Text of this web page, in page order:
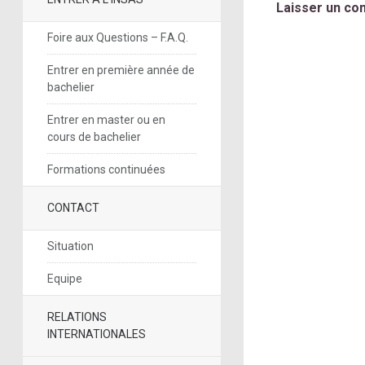
Foire aux Questions – F.A.Q.
Entrer en première année de
bachelier
Entrer en master ou en
cours de bachelier
Formations continuées
CONTACT
Situation
Equipe
RELATIONS
INTERNATIONALES
Laisser un